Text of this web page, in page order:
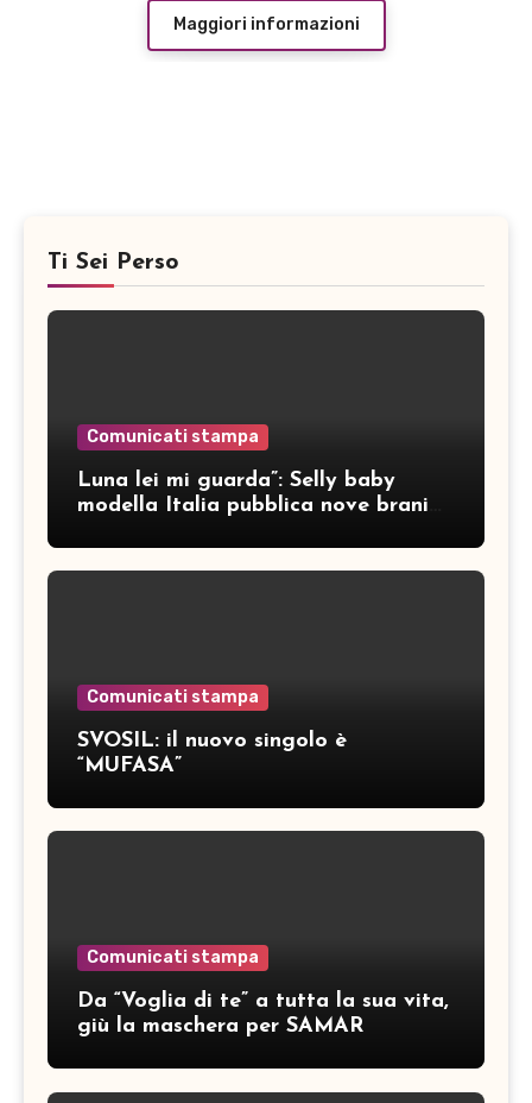
Maggiori informazioni
Ti Sei Perso
Comunicati stampa
Luna lei mi guarda”: Selly baby
modella Italia pubblica nove brani
Comunicati stampa
SVOSIL: il nuovo singolo è
“MUFASA”
Comunicati stampa
Da “Voglia di te” a tutta la sua vita,
giù la maschera per SAMAR